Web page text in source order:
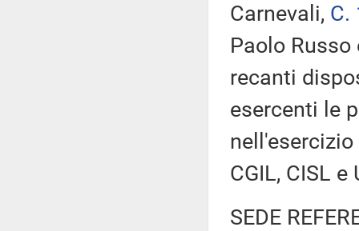
Carnevali, C.
Paolo
recanti
esercenti le
CGIL, CISL e
SEDE